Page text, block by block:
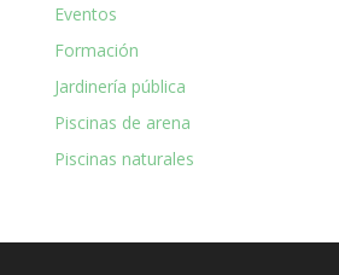
Eventos
Formación
Jardinería pública
Piscinas de arena
Piscinas naturales